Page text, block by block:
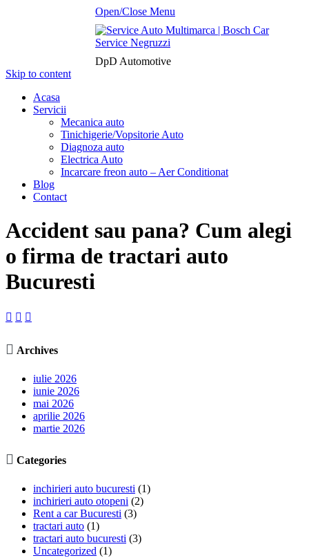
Open/Close Menu
DpD Automotive
Skip to content
Acasa
Servicii
Mecanica auto
Tinichigerie/Vopsitorie Auto
Diagnoza auto
Electrica Auto
Incarcare freon auto – Aer Conditionat
Blog
Contact
Accident sau pana? Cum alegi
o firma de tractari auto
Bucuresti
  
 Archives
iulie 2026
iunie 2026
mai 2026
aprilie 2026
martie 2026
 Categories
inchirieri auto bucuresti (1)
inchirieri auto otopeni (2)
Rent a car Bucuresti (3)
tractari auto (1)
tractari auto bucuresti (3)
Uncategorized (1)